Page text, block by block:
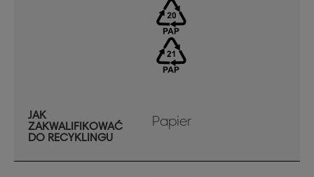
JAK
ZAKWALIFIKOWAĆ
DO RECYKLINGU
Papier